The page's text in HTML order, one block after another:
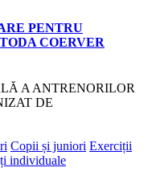
PENTRU
COERVER
A ANTRENORILOR
DE
Copii și juniori Exerciții
individuale